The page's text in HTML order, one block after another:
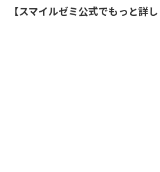
【スマイルゼミ公式でもっと詳し